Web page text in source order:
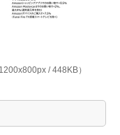
1200x800px / 448KB）